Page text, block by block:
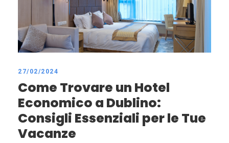
27/02/2024
Come Trovare un Hotel
Economico a Dublino:
Consigli Essenziali per le Tue
Vacanze